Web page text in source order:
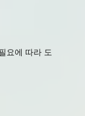
요에 따라 도